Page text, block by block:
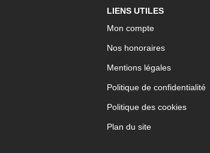
LIENS UTILES
Mon compte
Nos honoraires
Mentions légales
Politique de confidentialité
Politique des cookies
Plan du site